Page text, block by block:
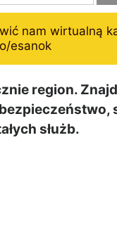
nam wirtualną
esanok
region.
służb.